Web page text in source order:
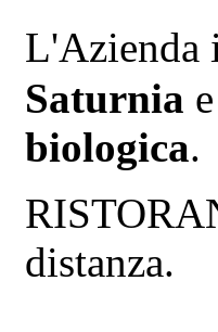
Saturnia
biologica.
distanza.